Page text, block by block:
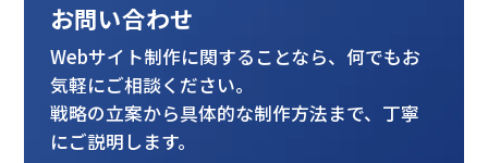
お問い合わせ
Webサイト制作に関することなら、何でもお
気軽にご相談ください。
戦略の立案から具体的な制作方法まで、丁寧
にご説明します。